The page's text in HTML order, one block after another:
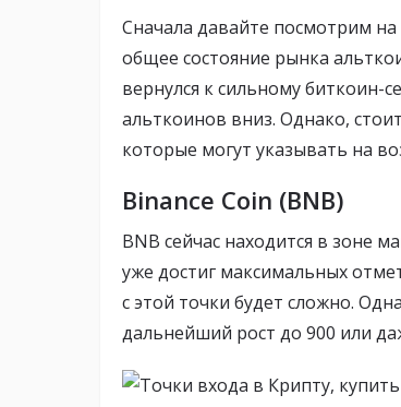
Сначала давайте посмотрим
общее состояние рынка
вернулся к сильному биткоин-
альткоинов вниз. Однако,
которые могут указывать на
Binance Coin (BNB)
BNB сейчас находится в зоне
уже достиг максимальных
с этой точки будет сложно.
дальнейший рост до 900 или